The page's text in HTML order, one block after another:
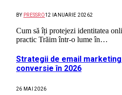
BY PRESSRO12 IANUARIE 20262
Cum să îți protejezi identitatea
practic Trăim într-o lume în…
Strategii de email
conversie în 2026
26 MAI 2026